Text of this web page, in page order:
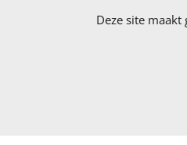
Deze site